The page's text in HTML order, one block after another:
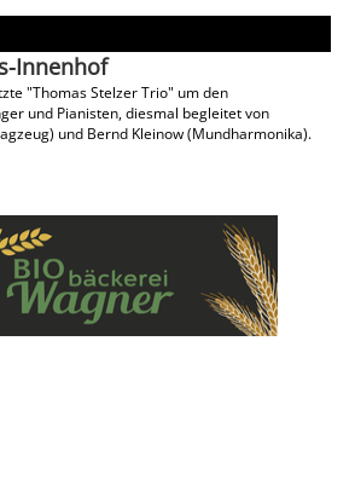
Innenhof
"Thomas Stelzer Trio" um den
und Pianisten, diesmal begleitet von
und Bernd Kleinow (Mundharmonika).